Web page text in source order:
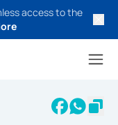
access to the